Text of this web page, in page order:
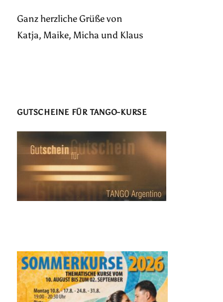
Ganz herzliche Grüße von
Katja, Maike, Micha und Klaus
GUTSCHEINE FÜR TANGO-KURSE